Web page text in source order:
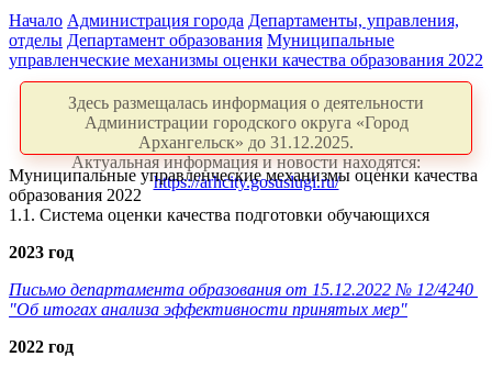
Начало Администрация города Департаменты, управления,
отделы Департамент образования Муниципальные
управленческие механизмы оценки качества образования 2022
Здесь размещалась информация о деятельности
Администрации городского округа «Город
Архангельск» до 31.12.2025.
Актуальная информация и новости находятся:
https://arhcity.gosuslugi.ru/
Муниципальные управленческие механизмы оценки качества
образования 2022
1.1. Система оценки качества подготовки обучающихся
2023 год
Письмо департамента образования от 15.12.2022 № 12/4240
"Об итогах анализа эффективности принятых мер"
2022 год